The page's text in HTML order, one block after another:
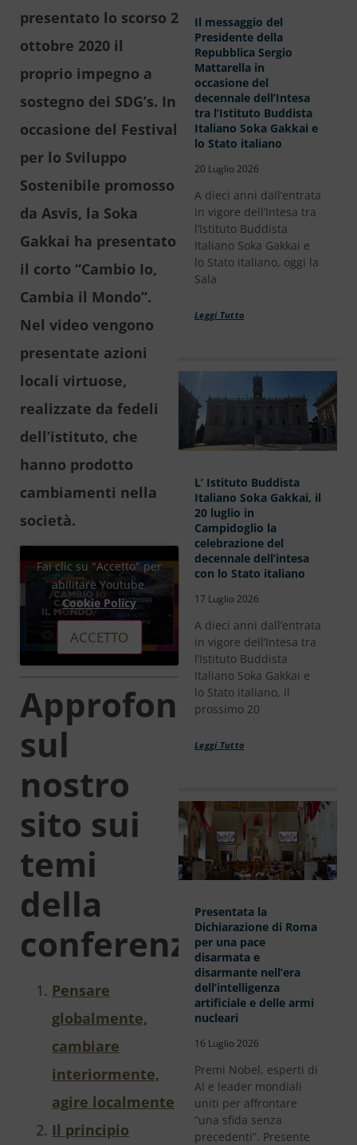
presentato lo scorso 2
ottobre 2020 il
proprio impegno a
sostegno dei SDG’s. In
occasione del Festival
per lo Sviluppo
Sostenibile promosso
da Asvis, la Soka
Gakkai ha presentato
il corto “Cambio Io,
Cambia il Mondo”.
Nel video vengono
presentate azioni
locali virtuose,
realizzate da fedeli
dell’istituto, che
hanno prodotto
cambiamenti nella
società.
Fai clic su "Accetto" per
abilitare Youtube
Cookie Policy
ACCETTO
Approfondimenti
sul
nostro
sito sui
temi
della
conferenza:
Pensare
globalmente,
cambiare
interiormente,
agire localmente
Il principio
Il messaggio del
Presidente della
Repubblica Sergio
Mattarella in
occasione del
decennale dell’Intesa
tra l’Istituto Buddista
Italiano Soka Gakkai e
lo Stato italiano
20 Luglio 2026
A dieci anni dall’entrata
in vigore dell’Intesa tra
l’Istituto Buddista
Italiano Soka Gakkai e
lo Stato italiano, oggi la
Sala
Leggi Tutto
L’ Istituto Buddista
Italiano Soka Gakkai, il
20 luglio in
Campidoglio la
celebrazione del
decennale dell’intesa
con lo Stato italiano
17 Luglio 2026
A dieci anni dall’entrata
in vigore dell’Intesa tra
l’Istituto Buddista
Italiano Soka Gakkai e
lo Stato italiano, il
prossimo 20
Leggi Tutto
Presentata la
Dichiarazione di Roma
per una pace
disarmata e
disarmante nell’era
dell’intelligenza
artificiale e delle armi
nucleari
16 Luglio 2026
Premi Nobel, esperti di
AI e leader mondiali
uniti per affrontare
“una sfida senza
precedenti”. Presente